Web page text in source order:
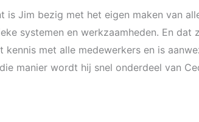
is Jim bezig met het eigen maken van
systemen en werkzaamheden. En dat
kennis met alle medewerkers en is
manier wordt hij snel onderdeel van